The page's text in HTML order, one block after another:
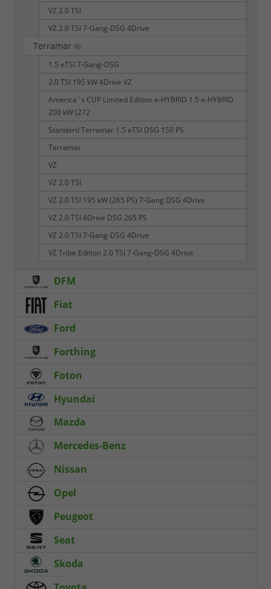
VZ 2.0 TSI
VZ 2.0 TSI 7-Gang-DSG 4Drive
Terramar 86
1.5 eTSI 7-Gang-DSG
2.0 TSI 195 kW 4Drive VZ
America`s CUP Limited Edition e-HYBRID 1.5 e-HYBRID
200 kW (272
Standard Terramar 1.5 eTSI DSG 150 PS
Terramar
VZ
VZ 2.0 TSI
VZ 2.0 TSI 195 kW (265 PS) 7-Gang DSG 4Drive
VZ 2.0 TSI 4Drive DSG 265 PS
VZ 2.0 TSI 7-Gang-DSG 4Drive
VZ Tribe Edition 2.0 TSI 7-Gang-DSG 4Drive
DFM
Fiat
Ford
Forthing
Foton
Hyundai
Mazda
Mercedes-Benz
Nissan
Opel
Peugeot
Seat
Skoda